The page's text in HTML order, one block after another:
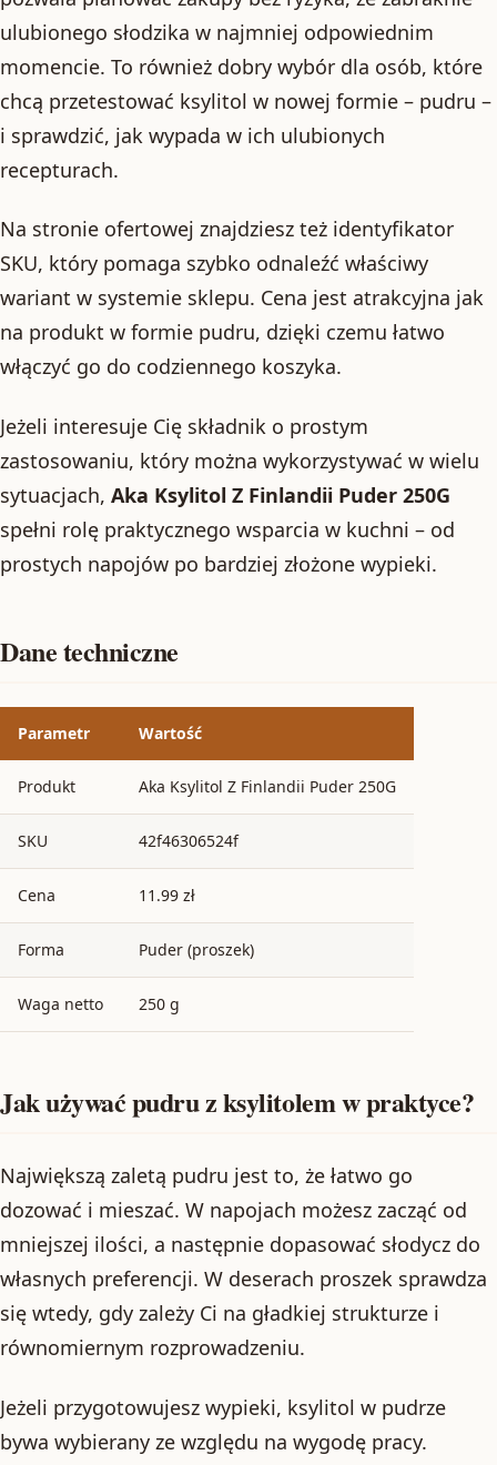
ulubionego słodzika w najmniej odpowiednim
momencie. To również dobry wybór dla osób, które
chcą przetestować ksylitol w nowej formie – pudru –
i sprawdzić, jak wypada w ich ulubionych
recepturach.
Na stronie ofertowej znajdziesz też identyfikator
SKU, który pomaga szybko odnaleźć właściwy
wariant w systemie sklepu. Cena jest atrakcyjna jak
na produkt w formie pudru, dzięki czemu łatwo
włączyć go do codziennego koszyka.
Jeżeli interesuje Cię składnik o prostym
zastosowaniu, który można wykorzystywać w wielu
sytuacjach, Aka Ksylitol Z Finlandii Puder 250G
spełni rolę praktycznego wsparcia w kuchni – od
prostych napojów po bardziej złożone wypieki.
Dane techniczne
Parametr Wartość
Produkt Aka Ksylitol Z Finlandii Puder 250G
SKU 42f46306524f
Cena 11.99 zł
Forma Puder (proszek)
Waga netto 250 g
Jak używać pudru z ksylitolem w praktyce?
Największą zaletą pudru jest to, że łatwo go
dozować i mieszać. W napojach możesz zacząć od
mniejszej ilości, a następnie dopasować słodycz do
własnych preferencji. W deserach proszek sprawdza
się wtedy, gdy zależy Ci na gładkiej strukturze i
równomiernym rozprowadzeniu.
Jeżeli przygotowujesz wypieki, ksylitol w pudrze
bywa wybierany ze względu na wygodę pracy.